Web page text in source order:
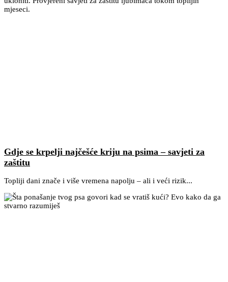
Gdje se krpelji najčešće kriju na psima – savjeti za
zaštitu
Topliji dani znače i više vremena napolju – ali i veći rizik...